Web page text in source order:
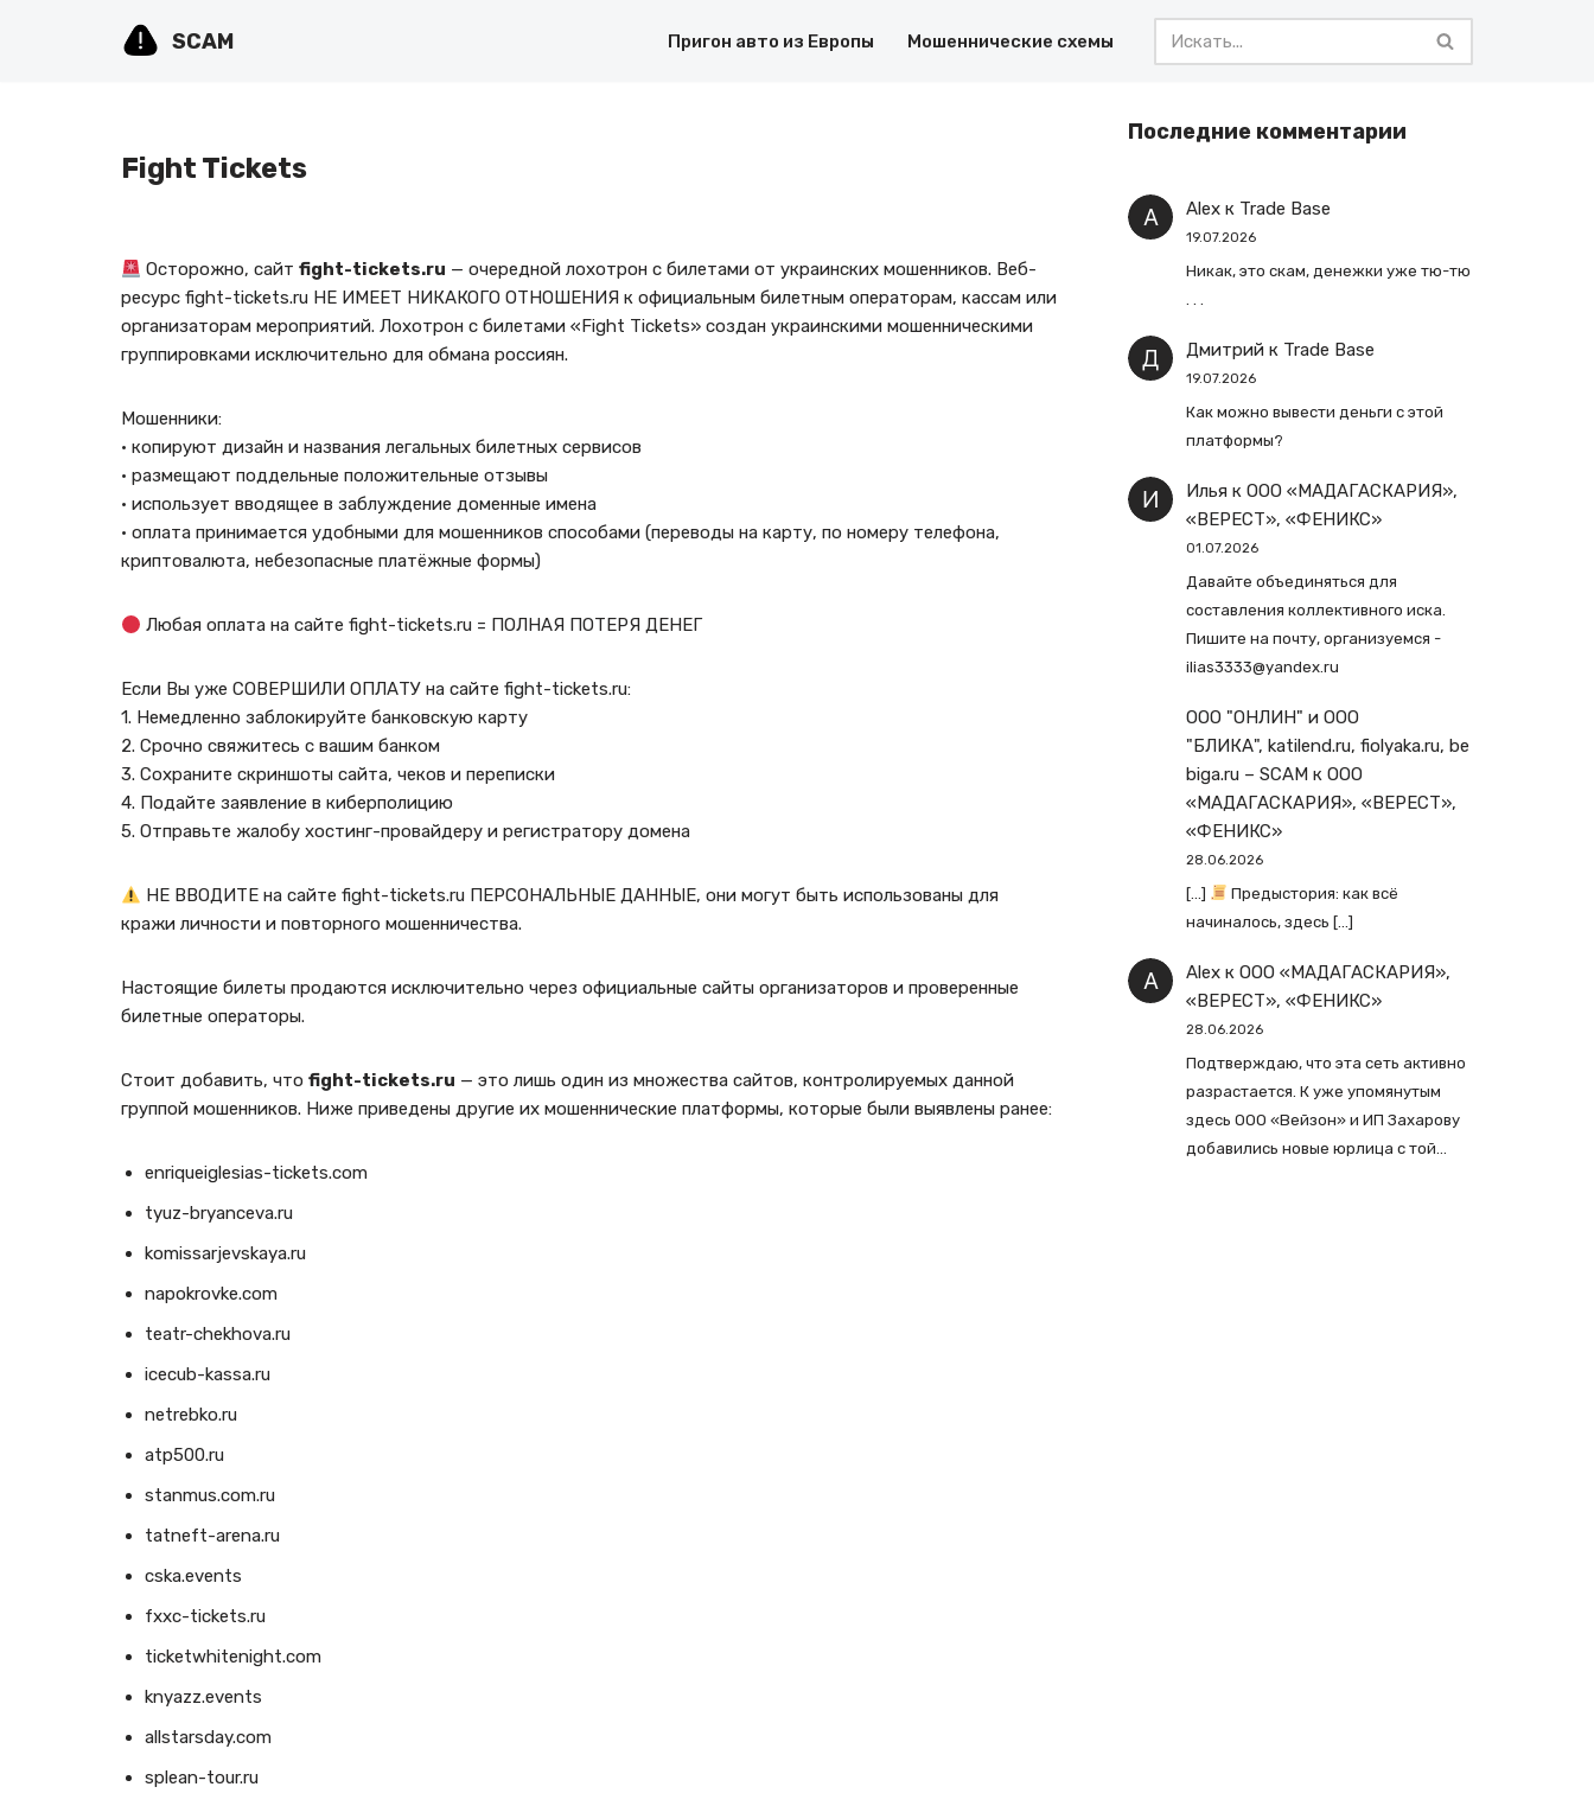
SCAM Пригон авто из Европы Мошеннические схемы
Fight Tickets
Осторожно, сайтfight-tickets.ru — очередной лохотрон с билетами от украинских мошенников. Веб-
ресурс fight-tickets.ru НЕ ИМЕЕТ НИКАКОГО ОТНОШЕНИЯ к официальным билетным операторам, кассам или
организаторам мероприятий. Лохотрон с билетами «Fight Tickets» создан украинскими мошенническими
группировками исключительно для обмана россиян.
Мошенники:
· копируют дизайн и названия легальных билетных сервисов
· размещают поддельные положительные отзывы
· использует вводящее в заблуждение доменные имена
· оплата принимается удобными для мошенников способами (переводы на карту, по номеру телефона,
криптовалюта, небезопасные платёжные формы)
Любая оплата на сайте fight-tickets.ru = ПОЛНАЯ ПОТЕРЯ ДЕНЕГ
Если Вы уже СОВЕРШИЛИ ОПЛАТУ на сайте fight-tickets.ru:
1. Немедленно заблокируйте банковскую карту
2. Срочно свяжитесь с вашим банком
3. Сохраните скриншоты сайта, чеков и переписки
4. Подайте заявление в киберполицию
5. Отправьте жалобу хостинг-провайдеру и регистратору домена
НЕ ВВОДИТЕ на сайте fight-tickets.ru ПЕРСОНАЛЬНЫЕ ДАННЫЕ, они могут быть использованы для
кражи личности и повторного мошенничества.
Настоящие билеты продаются исключительно через официальные сайты организаторов и проверенные
билетные операторы.
Стоит добавить, что fight-tickets.ru — это лишь один из множества сайтов, контролируемых данной
группой мошенников. Ниже приведены другие их мошеннические платформы, которые были выявлены ранее:
enriqueiglesias-tickets.com
tyuz-bryanceva.ru
komissarjevskaya.ru
napokrovke.com
teatr-chekhova.ru
icecub-kassa.ru
netrebko.ru
atp500.ru
stanmus.com.ru
tatneft-arena.ru
cska.events
fxxc-tickets.ru
ticketwhitenight.com
knyazz.events
allstarsday.com
splean-tour.ru
Последние комментарии
Alexк Trade Base
19.07.2026
Никак, это скам, денежки уже тю-тю
Дмитрийк Trade Base
19.07.2026
Как можно вывести деньги с этой
платформы?
Ильяк ООО «МАДАГАСКАРИЯ»,
«ВЕРЕСТ», «ФЕНИКС»
01.07.2026
Давайте объединяться для
составления коллективного иска.
Пишите на почту, организуемся -
ilias3333@yandex.ru
ООО "ОНЛИН" и ООО
"БЛИКА", katilend.ru, fiolyaka.ru, be
biga.ru – SCAMк ООО
«МАДАГАСКАРИЯ», «ВЕРЕСТ»,
«ФЕНИКС»
28.06.2026
[…]
Предыстория: как всё
начиналось, здесь […]
Alexк ООО «МАДАГАСКАРИЯ»,
«ВЕРЕСТ», «ФЕНИКС»
28.06.2026
Подтверждаю, что эта сеть активно
разрастается. К уже упомянутым
здесь ООО «Вейзон» и ИП Захарову
добавились новые юрлица с той…